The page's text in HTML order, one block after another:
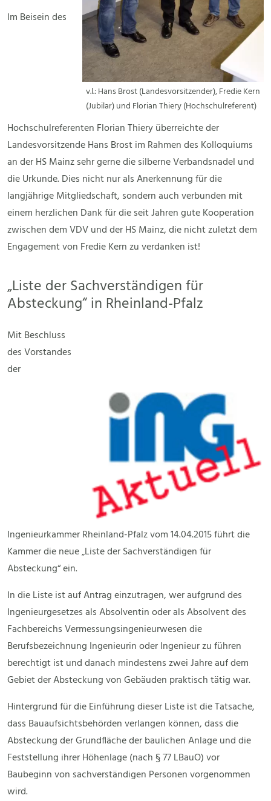
v.l.: Hans Brost (Landesvorsitzender), Fredie Kern
(Jubilar) und Florian Thiery (Hochschulreferent)
Im Beisein des
Hochschulreferenten Florian Thiery überreichte der
Landesvorsitzende Hans Brost im Rahmen des Kolloquiums
an der HS Mainz sehr gerne die silberne Verbandsnadel und
die Urkunde. Dies nicht nur als Anerkennung für die
langjährige Mitgliedschaft, sondern auch verbunden mit
einem herzlichen Dank für die seit Jahren gute Kooperation
zwischen dem VDV und der HS Mainz, die nicht zuletzt dem
Engagement von Fredie Kern zu verdanken ist!
„Liste der Sachverständigen für
Absteckung“ in Rheinland-Pfalz
Mit Beschluss
des Vorstandes
der
Ingenieurkammer Rheinland-Pfalz vom 14.04.2015 führt die
Kammer die neue „Liste der Sachverständigen für
Absteckung“ ein.
In die Liste ist auf Antrag einzutragen, wer aufgrund des
Ingenieurgesetzes als Absolventin oder als Absolvent des
Fachbereichs Vermessungsingenieurwesen die
Berufsbezeichnung Ingenieurin oder Ingenieur zu führen
berechtigt ist und danach mindestens zwei Jahre auf dem
Gebiet der Absteckung von Gebäuden praktisch tätig war.
Hintergrund für die Einführung dieser Liste ist die Tatsache,
dass Bauaufsichtsbehörden verlangen können, dass die
Absteckung der Grundfläche der baulichen Anlage und die
Feststellung ihrer Höhenlage (nach § 77 LBauO) vor
Baubeginn von sachverständigen Personen vorgenommen
wird.